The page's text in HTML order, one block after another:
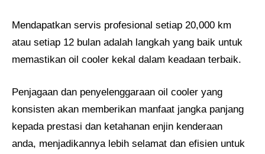
Mendapatkan servis profesional setiap 20,000 km
atau setiap 12 bulan adalah langkah yang baik untuk
memastikan oil cooler kekal dalam keadaan terbaik.
Penjagaan dan penyelenggaraan oil cooler yang
konsisten akan memberikan manfaat jangka panjang
kepada prestasi dan ketahanan enjin kenderaan
anda, menjadikannya lebih selamat dan efisien untuk